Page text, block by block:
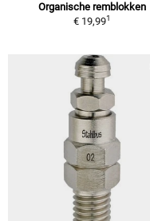
Organische remblokken
€ 19,991